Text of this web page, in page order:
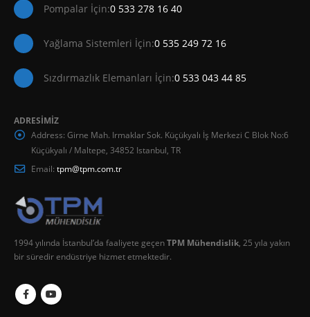
Pompalar İçin:0 533 278 16 40
Yağlama Sistemleri İçin:0 535 249 72 16
Sızdırmazlık Elemanları İçin:0 533 043 44 85
ADRESİMİZ
Address: Girne Mah. Irmaklar Sok. Küçükyalı İş Merkezi C Blok No:6
Küçükyalı / Maltepe, 34852 Istanbul, TR
Email: tpm@tpm.com.tr
1994 yılında İstanbul’da faaliyete geçenTPM Mühendislik , 25 yıla yakın
bir süredir endüstriye hizmet etmektedir.